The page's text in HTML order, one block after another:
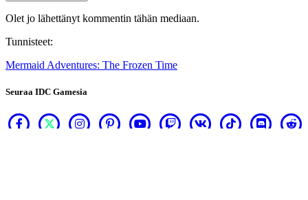
Olet jo lähettänyt kommentin tähän mediaan.
Tunnisteet:
Mermaid Adventures: The Frozen Time
Seuraa IDC Gamesia